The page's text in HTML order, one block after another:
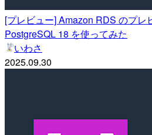
[プレビュー] Amazon RDS のプレ
PostgreSQL 18 を使ってみた
いわさ
2025.09.30